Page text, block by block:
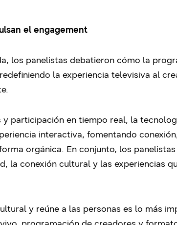
el engagement
los panelistas debatieron cómo la
la experiencia televisiva al
participación en tiempo real, la
interactiva, fomentando
orgánica. En conjunto, los
la conexión cultural y las experiencias
y reúne a las personas es lo más